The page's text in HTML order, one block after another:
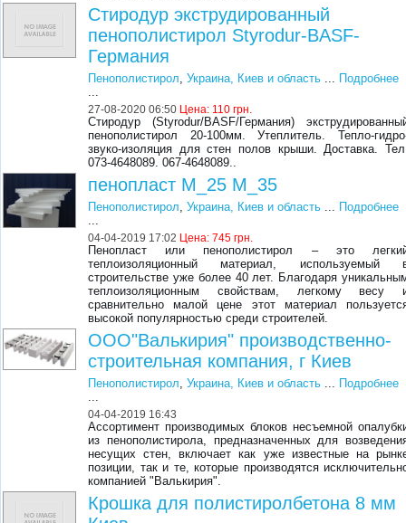
Стиродур экструдированный
пенополистирол Styrodur-BASF-
Германия
Пенополистирол,Украина, Киев и область ... Подробнее
...
27-08-2020 06:50 Цена: 110 грн.
Стиродур (Styrodur/BASF/Германия)
пенополистирол 20-100мм. Утеплитель. Тепло-
звуко-изоляция для стен полов крыши. Доставка.
073-4648089. 067-4648089..
пенопласт М_25 М_35
Пенополистирол,Украина, Киев и область ... Подробнее
...
04-04-2019 17:02 Цена:745 грн.
Пенопласт или пенополистирол – это
теплоизоляционный материал, используемый
строительстве уже более 40 лет. Благодаря
теплоизоляционным свойствам, легкому весу
сравнительно малой цене этот материал
высокой популярностью среди строителей.
ООО"Валькирия" производственно-
строительная компания, г Киев
Пенополистирол,Украина, Киев и область ... Подробнее
...
04-04-2019 16:43
Ассортимент производимых блоков несъемной
из пенополистирола, предназначенных для
несущих стен, включает как уже известные на
позиции, так и те, которые производятся
компанией "Валькирия".
Крошка для полистиролбетона 8 мм